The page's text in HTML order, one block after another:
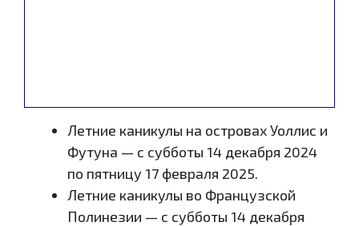
Летние каникулы на островах Уоллис и
Футуна — с субботы 14 декабря 2024
по пятницу 17 февраля 2025.
Летние каникулы во Французской
Полинезии — с субботы 14 декабря